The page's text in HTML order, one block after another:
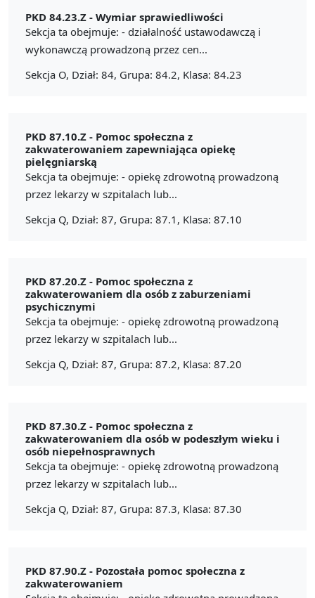
PKD 84.23.Z - Wymiar sprawiedliwości
Sekcja ta obejmuje: - działalność ustawodawczą i
wykonawczą prowadzoną przez cen...
Sekcja O, Dział: 84, Grupa: 84.2, Klasa: 84.23
PKD 87.10.Z - Pomoc społeczna z
zakwaterowaniem zapewniająca opiekę
pielęgniarską
Sekcja ta obejmuje: - opiekę zdrowotną prowadzoną
przez lekarzy w szpitalach lub...
Sekcja Q, Dział: 87, Grupa: 87.1, Klasa: 87.10
PKD 87.20.Z - Pomoc społeczna z
zakwaterowaniem dla osób z zaburzeniami
psychicznymi
Sekcja ta obejmuje: - opiekę zdrowotną prowadzoną
przez lekarzy w szpitalach lub...
Sekcja Q, Dział: 87, Grupa: 87.2, Klasa: 87.20
PKD 87.30.Z - Pomoc społeczna z
zakwaterowaniem dla osób w podeszłym wieku i
osób niepełnosprawnych
Sekcja ta obejmuje: - opiekę zdrowotną prowadzoną
przez lekarzy w szpitalach lub...
Sekcja Q, Dział: 87, Grupa: 87.3, Klasa: 87.30
PKD 87.90.Z - Pozostała pomoc społeczna z
zakwaterowaniem